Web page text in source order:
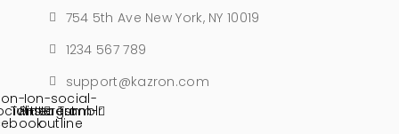
754 5th Ave New York, NY 10019
1234 567 789
support@kazron.com
Twitter
Pinterest
Ion-social-
instagram-
outline
Tumblr